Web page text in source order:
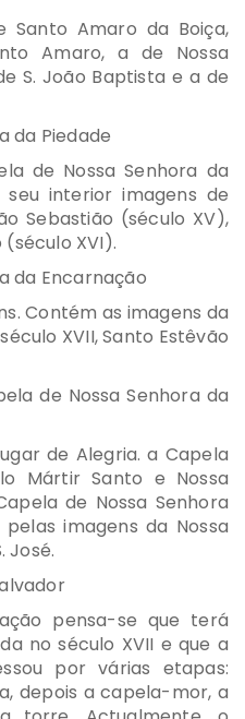
Santo Amaro da Boiça,
Amaro, a de Nossa
S. João Baptista e a de
da Piedade
de Nossa Senhora da
interior imagens de
Sebastião (século XV),
(século XVI).
da Encarnação
Contém as imagens da
XVII, Santo Estêvão
de Nossa Senhora da
de Alegria. a Capela
Mártir Santo e Nossa
de Nossa Senhora
imagens da Nossa
José.
pensa-se que terá
no século XVII e que a
por várias etapas:
depois a capela-mor, a